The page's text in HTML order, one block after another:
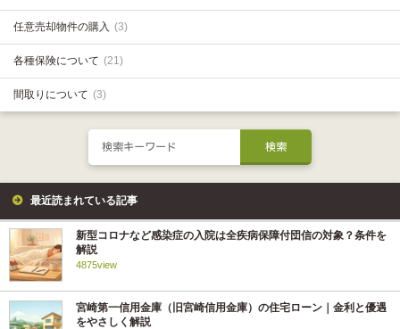
任意売却物件の購入 (3)
各種保険について (21)
間取りについて (3)
最近読まれている記事
新型コロナなど感染症の入院は全疾病保障付団信の対象？条件を
解説
4875view
宮崎第一信用金庫（旧宮崎信用金庫）の住宅ローン｜金利と優遇
をやさしく解説